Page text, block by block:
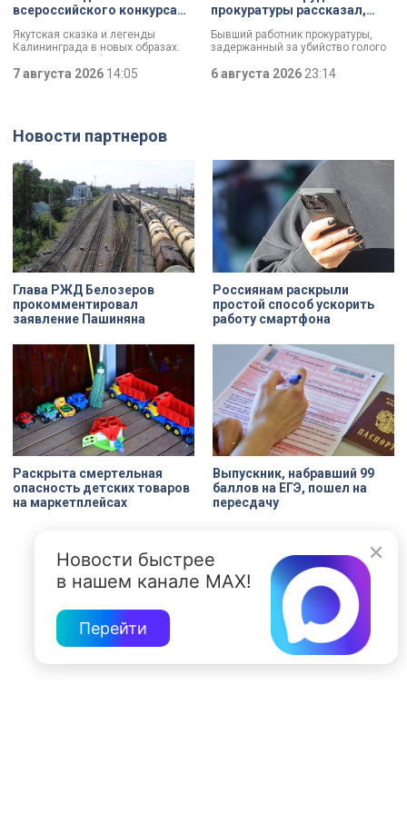
всероссийского конкурса
Якутская сказка и легенды
Калининграда в новых образах.
победителями всероссийского
народным сюжетам.
7 августа 2026 14:05
прокуратуры рассказал,
Бывший работник прокуратуры,
задержанный за убийство голого
которые толкнули его на страшное
6 августа 202623:14
Новости партнеров
Глава РЖД Белозеров
прокомментировал
заявление Пашиняна
Россиянам раскрыли
простой способ ускорить
работу смартфона
Раскрыта смертельная
опасность детских товаров
на маркетплейсах
Выпускник, набравший 99
баллов на ЕГЭ, пошел на
пересдачу
Новости быстрее
в нашем канале MAX!
Перейти